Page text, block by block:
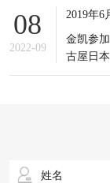
信誉是
08
2022-09
金凯参
古屋日
前新的
研发等